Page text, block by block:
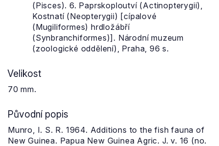
(Pisces). 6. Paprskoploutví (Actinopterygii),
Kostnatí (Neopterygii) [cípalové
(Mugiliformes) hrdložábří
(Synbranchiformes)]. Národní muzeum
(zoologické oddělení), Praha, 96 s.
Velikost
70 mm.
Původní popis
Munro, I. S. R. 1964. Additions to the fish fauna of
New Guinea. Papua New Guinea Agric. J. v. 16 (no.